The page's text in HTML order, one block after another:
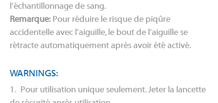
l’échantillonnage de sang.
Remarque: Pour réduire le risque de piqûre
accidentelle avec l’aiguille, le bout de l’aiguille se
rétracte automatiquement après avoir été activé.
WARNINGS:
1. Pour utilisation unique seulement. Jeter la lancette